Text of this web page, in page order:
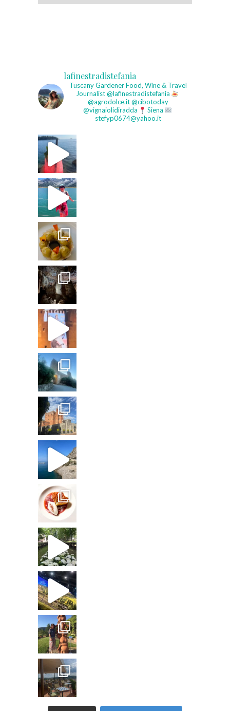
lafinestradistefania
Tuscany GardenerFood, Wine & Travel
Journalist@lafinestradistefania
@agrodolce.it @cibotoday
@vignaiolidiradda
Siena
stefyp0674@yahoo.it